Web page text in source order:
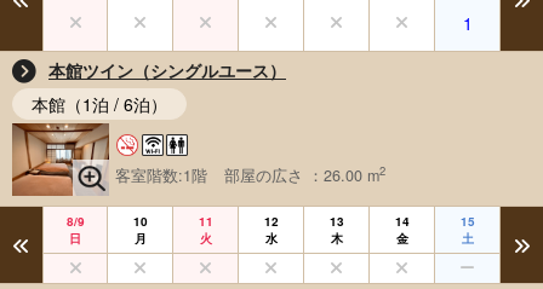
1
本館ツイン（シングルユース）
本館（1泊 / 6泊）
客室階数:1階 部屋の広さ ：26.00 m2
8/9
日
10
月
11
火
12
水
13
木
14
金
15
土